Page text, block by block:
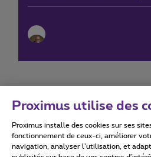
Conditions d'utilisation
Proximus utilise des
Proximus installe des cookies sur ses
fonctionnement de ceux-ci, améliorer
navigation, analyser l’utilisation, et